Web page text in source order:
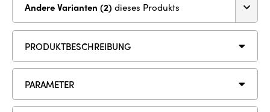
Andere Varianten (2) dieses Produkts
PRODUKTBESCHREIBUNG
PARAMETER